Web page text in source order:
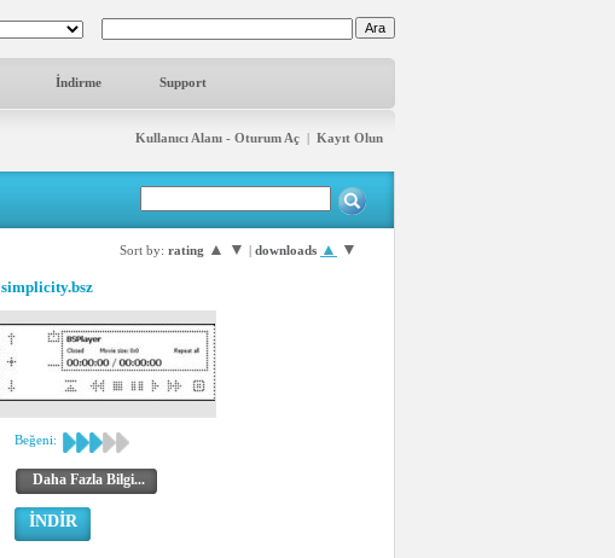
İndirme Support
Kullanıcı Alanı - Oturum Aç | Kayıt Olun
Sort by: rating ▲ ▼ | downloads ▲ ▼
simplicity.bsz
Beğeni:
Daha Fazla Bilgi...
İNDİR